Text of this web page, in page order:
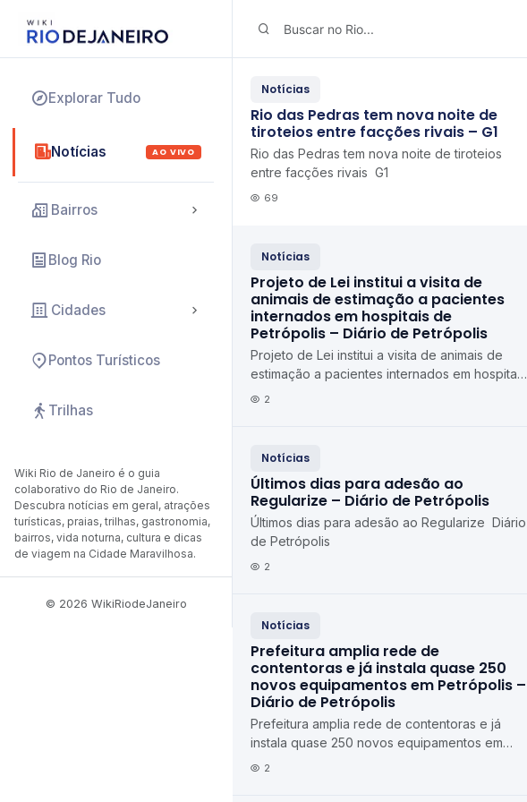
Explorar Tudo
Notícias AO VIVO
Bairros
Blog Rio
Cidades
Pontos Turísticos
Trilhas
Wiki Rio de Janeiro é o guia
colaborativo do Rio de Janeiro.
Descubra notícias em geral, atrações
turísticas, praias, trilhas, gastronomia,
bairros, vida noturna, cultura e dicas
de viagem na Cidade Maravilhosa.
© 2026 WikiRiodeJaneiro
Notícias
Rio das Pedras tem nova noite de
tiroteios entre facções rivais – G1
Rio das Pedras tem nova noite de tiroteios
entre facções rivais G1
69
Notícias
Projeto de Lei institui a visita de
animais de estimação a pacientes
internados em hospitais de
Petrópolis – Diário de Petrópolis
Projeto de Lei institui a visita de animais de
estimação a pacientes internados em hospitais
de Petrópolis Diário de Petrópolis
2
Notícias
Últimos dias para adesão ao
Regularize – Diário de Petrópolis
Últimos dias para adesão ao Regularize Diário
de Petrópolis
2
Notícias
Prefeitura amplia rede de
contentoras e já instala quase 250
novos equipamentos em Petrópolis –
Diário de Petrópolis
Prefeitura amplia rede de contentoras e já
instala quase 250 novos equipamentos em
Petrópolis Diário de Petrópolis
2